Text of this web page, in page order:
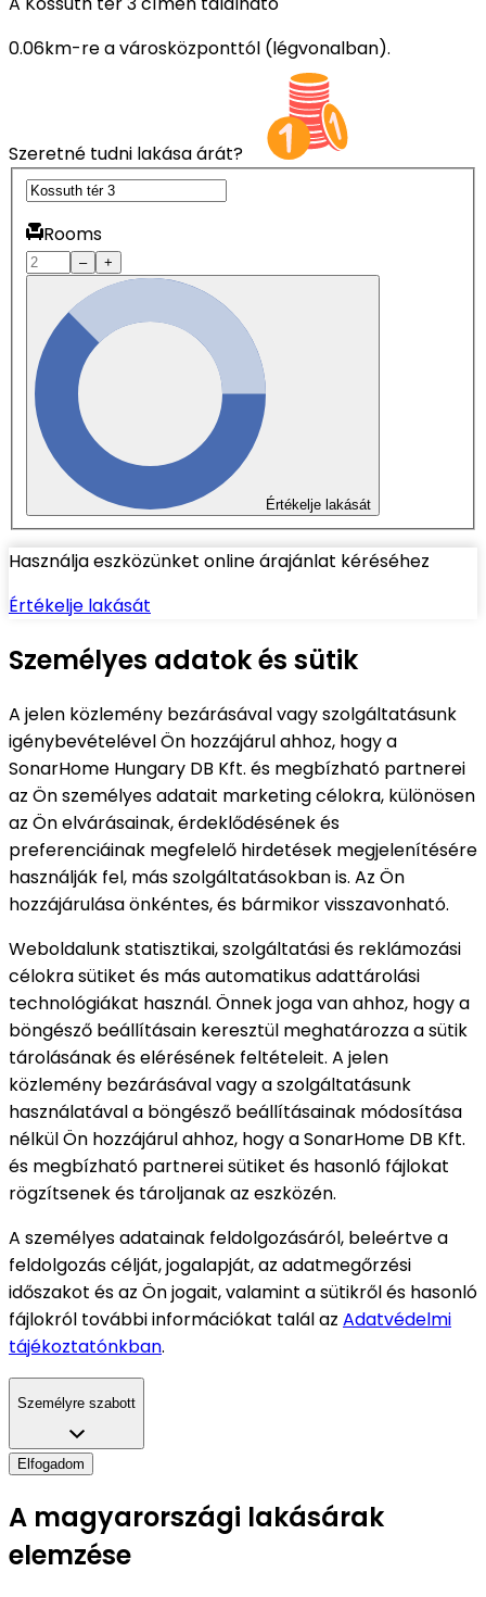
0.06km-re a városközponttól (légvonalban).
Szeretné tudni lakása árát?
Rooms
– +
Értékelje lakását
Használja eszközünket online árajánlat kéréséhez
Értékelje lakását
Személyes adatok és sütik
A jelen közlemény bezárásával vagy szolgáltatásunk
igénybevételével Ön hozzájárul ahhoz, hogy a
SonarHome Hungary DB Kft. és megbízható partnerei
az Ön személyes adatait marketing célokra, különösen
az Ön elvárásainak, érdeklődésének és
preferenciáinak megfelelő hirdetések megjelenítésére
használják fel, más szolgáltatásokban is. Az Ön
hozzájárulása önkéntes, és bármikor visszavonható.
Weboldalunk statisztikai, szolgáltatási és reklámozási
célokra sütiket és más automatikus adattárolási
technológiákat használ. Önnek joga van ahhoz, hogy a
böngésző beállításain keresztül meghatározza a sütik
tárolásának és elérésének feltételeit. A jelen
közlemény bezárásával vagy a szolgáltatásunk
használatával a böngésző beállításainak módosítása
nélkül Ön hozzájárul ahhoz, hogy a SonarHome DB Kft.
és megbízható partnerei sütiket és hasonló fájlokat
rögzítsenek és tároljanak az eszközén.
A személyes adatainak feldolgozásáról, beleértve a
feldolgozás célját, jogalapját, az adatmegőrzési
időszakot és az Ön jogait, valamint a sütikről és hasonló
fájlokról további információkat talál az Adatvédelmi
tájékoztatónkban.
Személyre szabott
Elfogadom
A magyarországi lakásárak
elemzése